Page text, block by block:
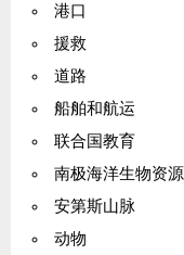
港口
援救
道路
船舶和航运
联合国教育
南极海洋生物资源公约
安第斯山脉
动物